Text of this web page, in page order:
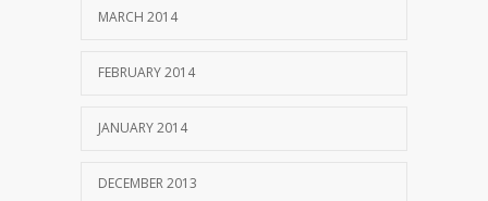
MARCH 2014
FEBRUARY 2014
JANUARY 2014
DECEMBER 2013